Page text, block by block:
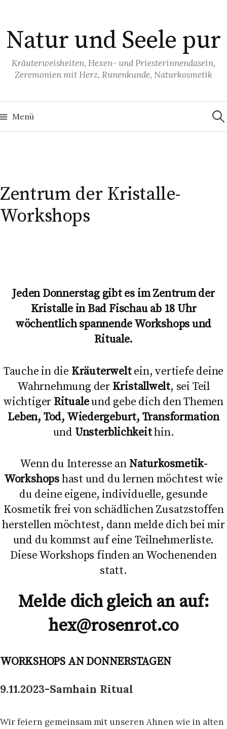
z
u
m
a
l
t
Natur und Seele pur
Kräuterweisheiten, Hexen- und Priesterinnendasein,
Zeremonien mit Herz, Runenkunde, Naturkosmetik
Menü u
c
Zentrum der Kristalle-
Workshops
Jeden Donnerstag gibt es im Zentrum der
Kristalle in Bad Fischau ab 18 Uhr
wöchentlich spannende Workshops und
Rituale.
Tauche in die Kräuterweltein, vertiefe deine
Wahrnehmung der Kristallwelt, sei Teil
wichtiger Ritualeund gebe dich den Themen
Leben, Tod, Wiedergeburt, Transformation
und Unsterblichkeithin.
Wenn du Interesse an Naturkosmetik-
Workshopshast und du lernen möchtest wie
du deine eigene, individuelle, gesunde
Kosmetik frei von schädlichen Zusatzstoffen
herstellen möchtest, dann melde dich bei mir
und du kommst auf eine Teilnehmerliste.
Diese Workshops finden an Wochenenden
statt.
Melde dich gleich an auf:
hex@rosenrot.co
WORKSHOPS AN DONNERSTAGEN
9.11.2023-Samhain Ritual
Wir feiern gemeinsam mit unseren Ahnen wie in alten